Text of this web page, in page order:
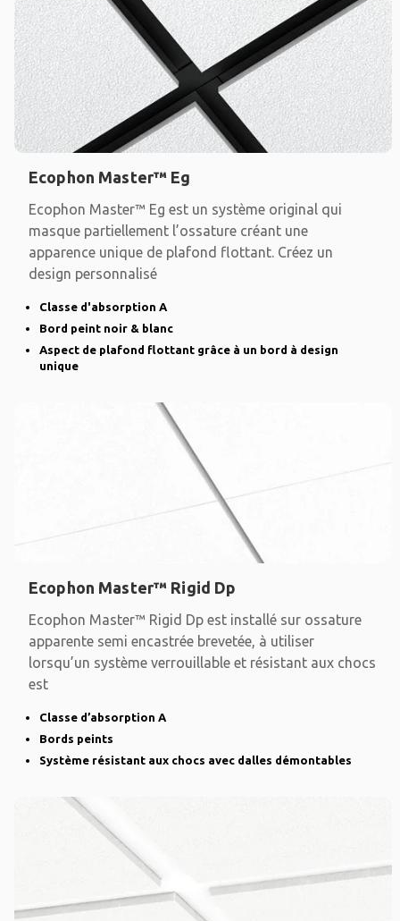
Ecophon Master™ Eg
Ecophon Master™ Eg est un système original qui
masque partiellement l’ossature créant une
apparence unique de plafond flottant. Créez un
design personnalisé
Classe d'absorption A
Bord peint noir & blanc
Aspect de plafond flottant grâce à un bord à design
unique
Ecophon Master™ Rigid Dp
Ecophon Master™ Rigid Dp est installé sur ossature
apparente semi encastrée brevetée, à utiliser
lorsqu’un système verrouillable et résistant aux chocs
est
Classe d’absorption A
Bords peints
Système résistant aux chocs avec dalles démontables